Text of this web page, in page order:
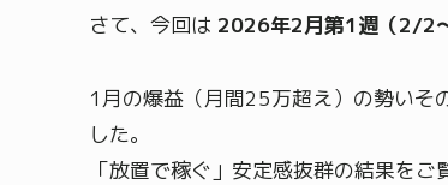
さて、今回は 2026年2月第1週（2/2
1月の爆益（月間25万超え）の勢いそ
した。
「放置で稼ぐ」安定感抜群の結果をご